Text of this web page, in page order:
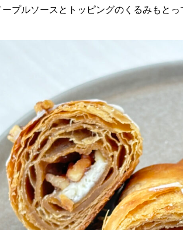
プルソースとトッピングのくるみもとっ